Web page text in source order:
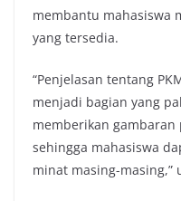
membantu mahasiswa
yang tersedia.
“Penjelasan tentang
menjadi bagian yang
memberikan
sehingga mahasiswa
minat masing-masing,”